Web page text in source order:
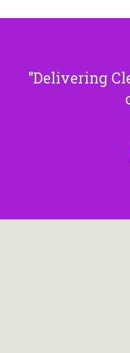
Delivering